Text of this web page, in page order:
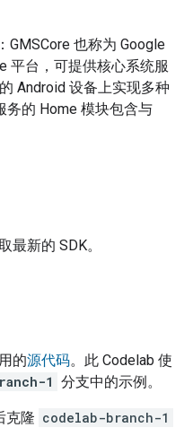
：GMSCore 也称为 Google
平台，可提供核心系统服
Android 设备上实现多种
务的 Home 模块包含与
最新的 SDK。
的源代码。此 Codelab 使
1 分支中的示例。
克隆 codelab-branch-1